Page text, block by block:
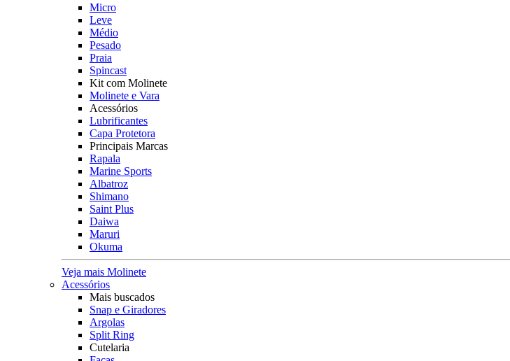
Micro
Leve
Médio
Pesado
Praia
Spincast
Kit com Molinete
Molinete e Vara
Acessórios
Lubrificantes
Capa Protetora
Principais Marcas
Rapala
Marine Sports
Albatroz
Shimano
Saint Plus
Daiwa
Maruri
Okuma
Veja mais Molinete
Acessórios
Mais buscados
Snap e Giradores
Argolas
Split Ring
Cutelaria